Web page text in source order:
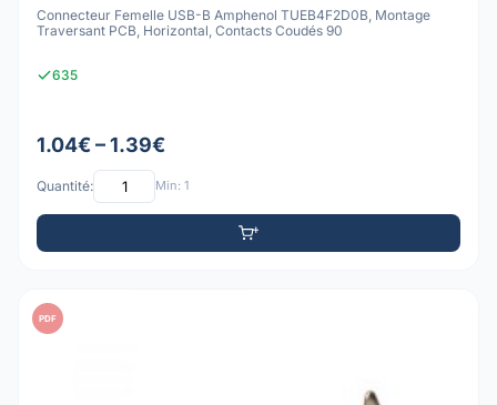
Connecteur Femelle USB-B Amphenol TUEB4F2D0B, Montage
Traversant PCB, Horizontal, Contacts Coudés 90
635
1.04€ – 1.39€
Quantité: Min: 1
PDF